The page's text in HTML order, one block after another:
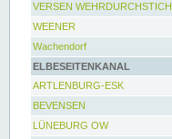
VERSEN WEHRDURCHSTICH
WEENER
Wachendorf
ELBESEITENKANAL
ARTLENBURG-ESK
BEVENSEN
LÜNEBURG OW